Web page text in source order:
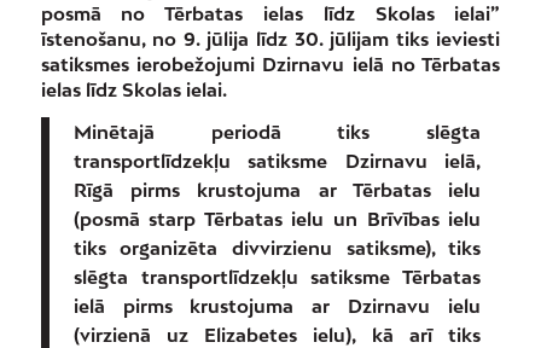
posmā no Tērbatas ielas līdz Skolas ielai”
īstenošanu, no 9. jūlija līdz 30. jūlijam tiks ieviesti
satiksmes ierobežojumi Dzirnavu ielā no Tērbatas
ielas līdz Skolas ielai.
Minētajā periodā tiks slēgta
transportlīdzekļu satiksme Dzirnavu ielā,
Rīgā pirms krustojuma ar Tērbatas ielu
(posmā starp Tērbatas ielu un Brīvības ielu
tiks organizēta divvirzienu satiksme), tiks
slēgta transportlīdzekļu satiksme Tērbatas
ielā pirms krustojuma ar Dzirnavu ielu
(virzienā uz Elizabetes ielu), kā arī tiks